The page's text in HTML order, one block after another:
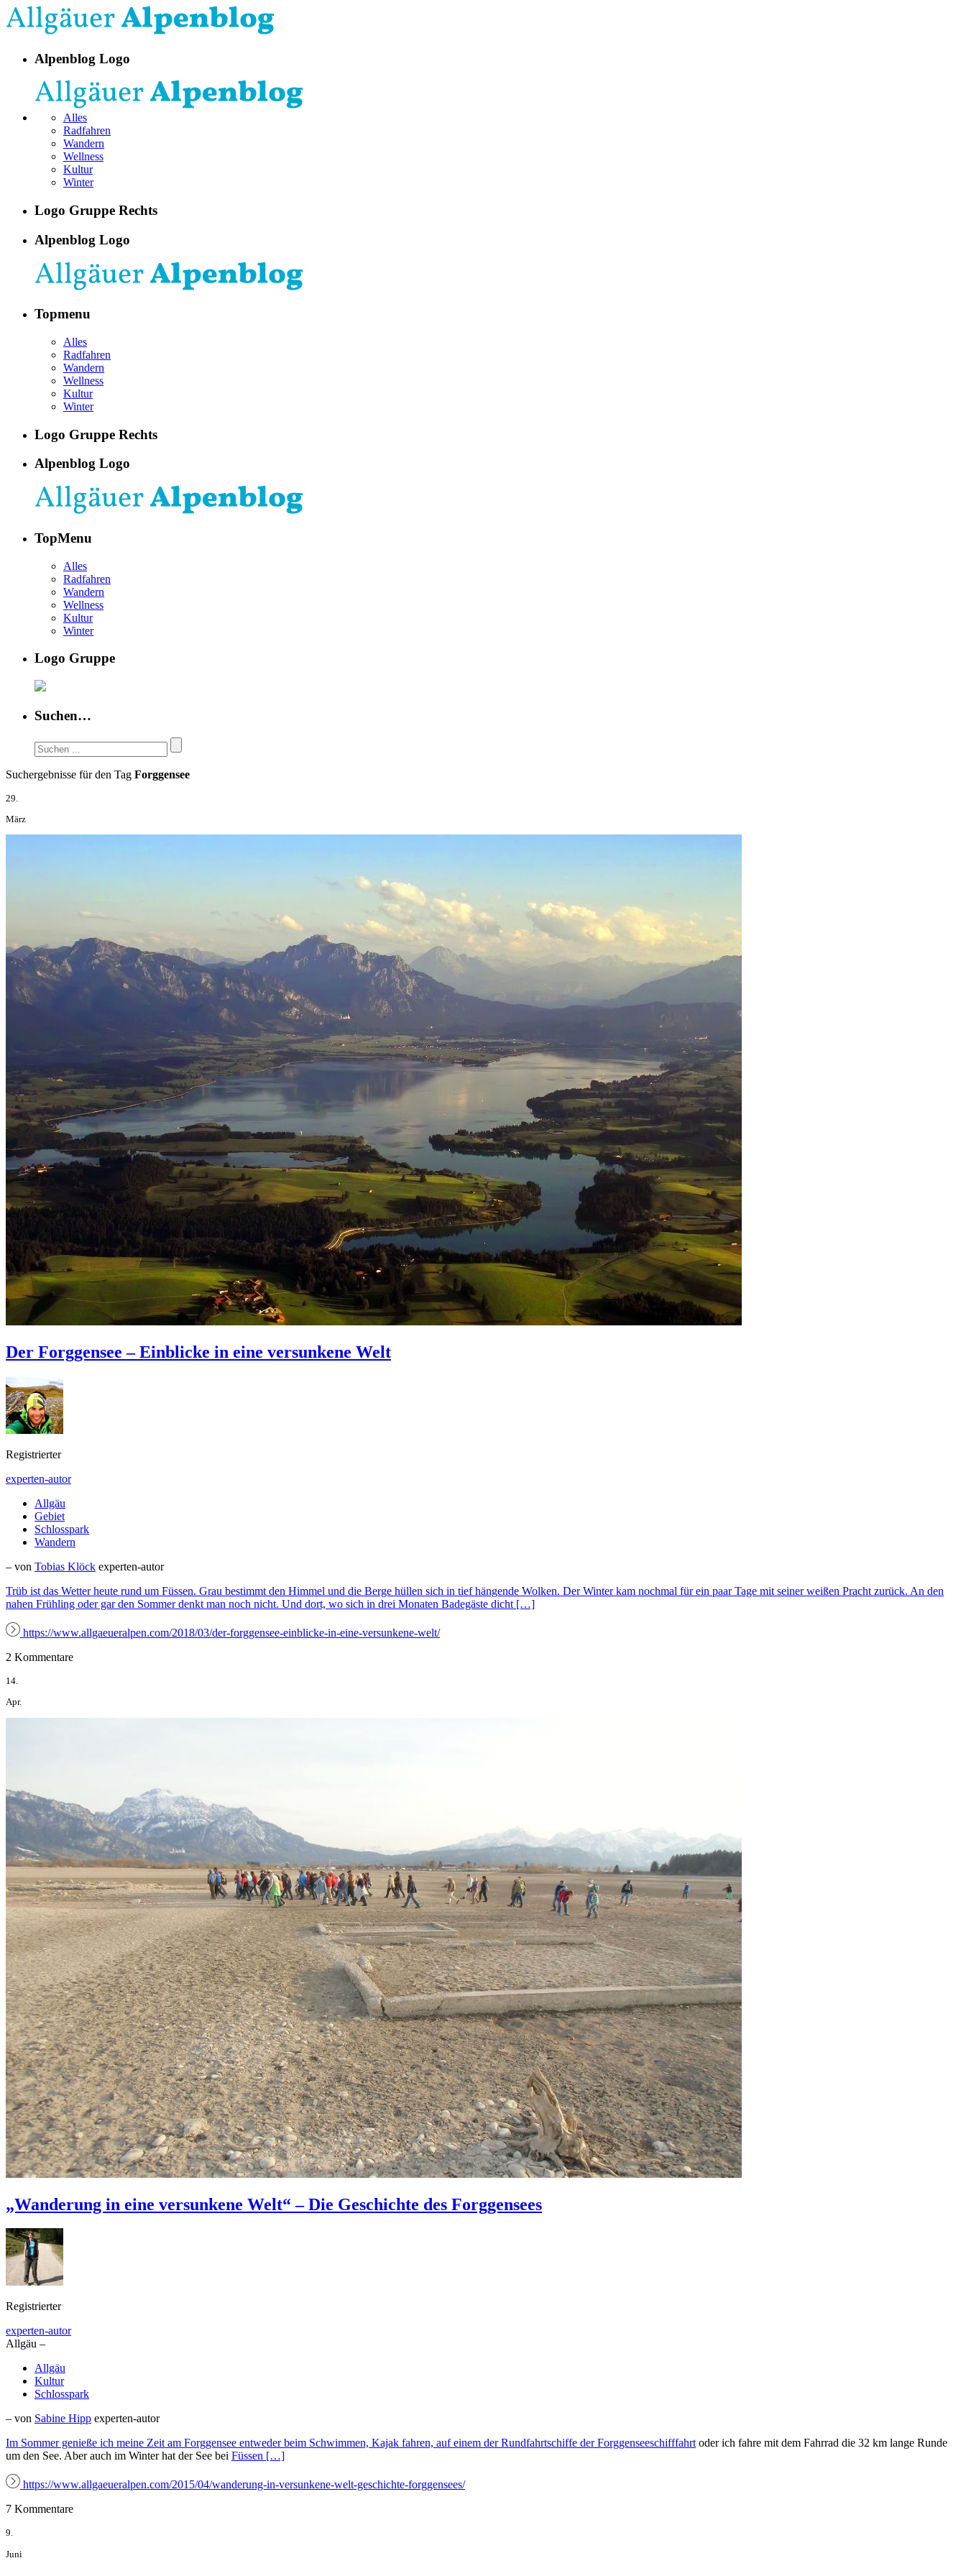
Alpenblog Logo
Alles
Radfahren
Wandern
Wellness
Kultur
Winter
Logo Gruppe Rechts
Alpenblog Logo
Topmenu
Alles
Radfahren
Wandern
Wellness
Kultur
Winter
Logo Gruppe Rechts
Alpenblog Logo
TopMenu
Alles
Radfahren
Wandern
Wellness
Kultur
Winter
Logo Gruppe
Suchen…
Suchergebnisse für den Tag Forggensee
29.
März
Der Forggensee – Einblicke in eine versunkene Welt
Registrierter
experten-autor
Allgäu
Gebiet
Schlosspark
Wandern
– von Tobias Klöck experten-autor
Trüb ist das Wetter heute rund um Füssen. Grau bestimmt den Himmel und die Berge hüllen sich in tief hängende Wolken. Der Winter kam nochmal für ein paar Tage mit seiner weißen Pracht zurück. An den
nahen Frühling oder gar den Sommer denkt man noch nicht. Und dort, wo sich in drei Monaten Badegäste dicht […]
https://www.allgaeueralpen.com/2018/03/der-forggensee-einblicke-in-eine-versunkene-welt/
2 Kommentare
14.
Apr.
„Wanderung in eine versunkene Welt“ – Die Geschichte des Forggensees
Registrierter
experten-autor
Allgäu –
Allgäu
Kultur
Schlosspark
– von Sabine Hipp experten-autor
Im Sommer genieße ich meine Zeit am Forggensee entweder beim Schwimmen, Kajak fahren, auf einem der Rundfahrtschiffe derForggenseeschifffahrtoder ich fahre mit dem Fahrrad die 32 km lange Runde
um den See. Aber auch im Winter hat der See bei Füssen […]
https://www.allgaeueralpen.com/2015/04/wanderung-in-versunkene-welt-geschichte-forggensees/
7 Kommentare
9.
Juni